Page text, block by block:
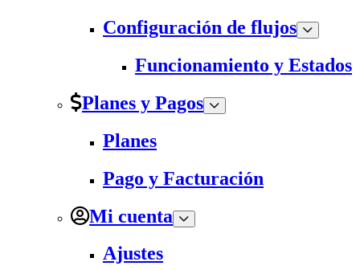
Configuración de flujos
Funcionamiento y Estados
Planes y Pagos
Planes
Pago y Facturación
Mi cuenta
Ajustes